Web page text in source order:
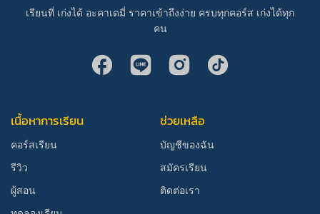
เรียนที่ เก่งได้ อะคาเดมี่ ราคาเข้าถึงง่าย ครบทุกคอร์ส เก่งได้ทุก
คน
เนื้อหาการเรียน
คอร์สเรียน
รีวิว
ผู้สอน
ช่วยเหลือ
บัญชีของฉัน
สมัครเรียน
ติดต่อเรา